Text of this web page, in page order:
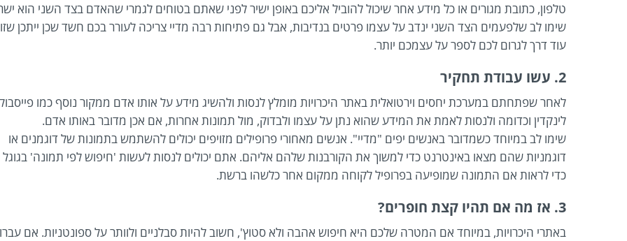
טלפון, כתובת מגורים או כל מידע אחר שיכול להוביל אליכם באופן ישיר לפני שאתם בטוחים לגמרי שהאדם בצד השני הוא
שימו לב שלפעמים הצד השני ינדב על עצמו פרטים בנדיבות, אבל גם פתיחות רבה מדיי צריכה לעורר בכם חשד שכן ייתכן שזו
עוד דרך לגרום לכם לספר על עצמכם יותר.
2. עשו עבודת תחקיר
לאחר שפתחתם במערכת יחסים וירטואלית באתר היכרויות מומלץ לנסות ולהשיג מידע על אותו אדם ממקור נוסף כמו
לינקדין וכדומה ולנסות לאמת את המידע שהוא נתן על עצמו ולבדוק, מול תמונות אחרות, אם אכן מדובר באותו אדם.
שימו לב במיוחד כשמדובר באנשים יפים "מדיי". אנשים מאחורי פרופילים מזויפים יכולים להשתמש בתמונות של דוגמנים או
דוגמניות שהם מצאו באינטרנט כדי למשוך את הקורבנות שלהם אליהם. אתם יכולים לנסות לעשות 'חיפוש לפי תמונה' בגוגל
כדי לראות אם התמונה שמופיעה בפרופיל לקוחה ממקום אחר כלשהו ברשת.
3. אז מה אם תהיו קצת חופרים?
באתרי היכרויות, במיוחד אם המטרה שלכם היא חיפוש אהבה ולא סטוץ', חשוב להיות סבלניים ולוותר על ספונטניות. אם עברו